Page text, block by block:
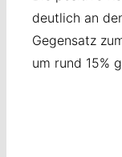
deutlich an
Gegensatz
um rund 15%